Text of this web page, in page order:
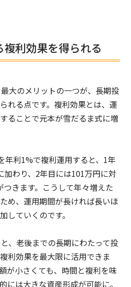
利効果を得られる
大のメリットの一つが、長期投
れる点です。複利効果とは、運
ることで元本が雪だるま式に増
年利1%で複利運用すると、1年
加わり、2年目には101万円に対
つきます。こうして年々増えた
め、運用期間が長ければ長いほ
していくのです。
、老後までの長期にわたって投
利効果を最大限に活用できま
が小さくても、時間と複利を味
には大きな資産形成が可能に。